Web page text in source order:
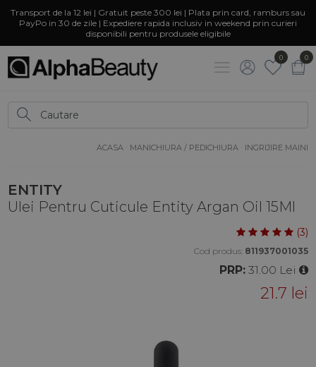
Transport de la 12 lei | Gratuit peste 300 lei | Plata prin card, ramburs sau
PayPo in 30 de zile | Expediere rapida inclusiv in weekend prin curieri
disponibili pentru produsele eligibile
0 0
ACASA · MANICHIURA / PEDICHIURA · INGRIJIRE MAINI
ENTITY
Ulei Pentru Cuticule Entity Argan Oil 15Ml
(3)
Cod produs: 811937001035
PRP:31.00 Lei
21.7 lei